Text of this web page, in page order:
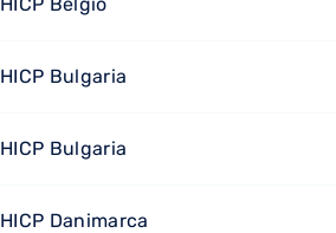
HICP Bulgaria
HICP Bulgaria
HICP Danimarca